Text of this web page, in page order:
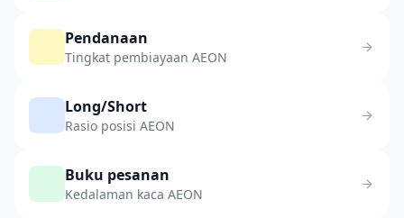
Pendanaan
Tingkat pembiayaan AEON
Long/Short
Rasio posisi AEON
Buku pesanan
Kedalaman kaca AEON